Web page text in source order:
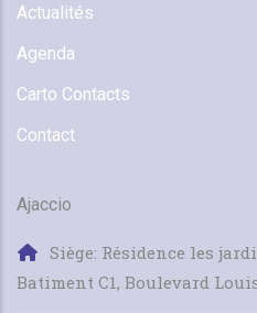
Actualités
Agenda
Carto Contacts
Contact
Ajaccio
Siège: Résidence les
Batiment C1, Boulevard